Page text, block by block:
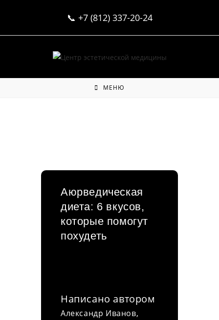
📞 +7 (812) 337-20-24
МЕНЮ
Аюрведическая
диета: 6 вкусов,
которые помогут
похудеть
Написано автором
Александр Иванов,